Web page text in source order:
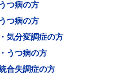
つ病の方
つ病の方
気分変調症の方
うつ病の方
合失調症の方